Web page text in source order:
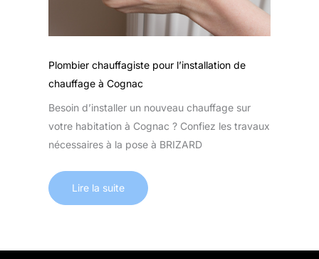
Plombier chauffagiste pour l’installation de
chauffage à Cognac
Besoin d’installer un nouveau chauffage sur
votre habitation à Cognac ? Confiez les travaux
nécessaires à la pose à BRIZARD
Lire la suite